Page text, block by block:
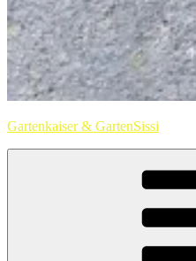
Gartenkaiser & GartenSissi